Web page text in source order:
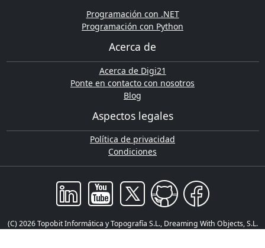
Programación con .NET
Programación con Python
Acerca de
Acerca de Digi21
Ponte en contacto con nosotros
Blog
Aspectos legales
Política de privacidad
Condiciones
(C) 2026 Topobit Informática y Topografía S.L., Dreaming With Objects, S.L.